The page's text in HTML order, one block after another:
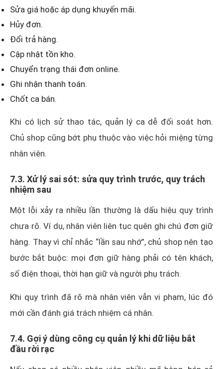
Sửa giá hoặc áp dụng khuyến mãi.
Hủy đơn.
Đổi trả hàng.
Cập nhật tồn kho.
Chuyển trạng thái đơn online.
Ghi nhận thanh toán.
Chốt ca bán.
Khi có lịch sử thao tác, quản lý ca dễ đối soát hơn.
Chủ shop cũng bớt phụ thuộc vào việc hỏi miệng từng
nhân viên.
7.3. Xử lý sai sót: sửa quy trình trước, quy trách
nhiệm sau
Một lỗi xảy ra nhiều lần thường là dấu hiệu quy trình
chưa rõ. Ví dụ, nhân viên liên tục quên ghi chú đơn giữ
hàng. Thay vì chỉ nhắc “lần sau nhớ”, chủ shop nên tạo
bước bắt buộc: mọi đơn giữ hàng phải có tên khách,
số điện thoại, thời hạn giữ và người phụ trách.
Khi quy trình đã rõ mà nhân viên vẫn vi phạm, lúc đó
mới cần đánh giá trách nhiệm cá nhân.
7.4. Gợi ý dùng công cụ quản lý khi dữ liệu bắt
đầu rời rạc